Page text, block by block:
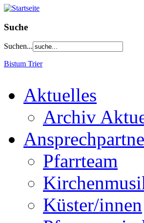
Suche
Suchen...
Bistum Trier
Aktuelles
Archiv
Pfarrteam
Küster/innen